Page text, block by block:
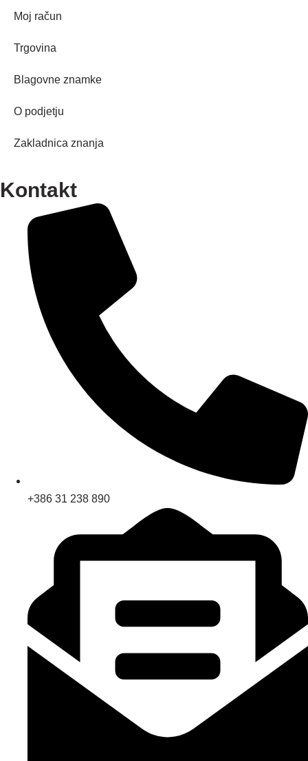
Moj račun
Trgovina
Blagovne znamke
O podjetju
Zakladnica znanja
Kontakt
+386 31 238 890